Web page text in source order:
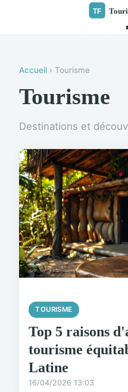
Accueil › Tourisme
Tourisme
Destinations et
TOURISME
Top 5 raisons
tourisme
Latine
16/04/2026 13:03